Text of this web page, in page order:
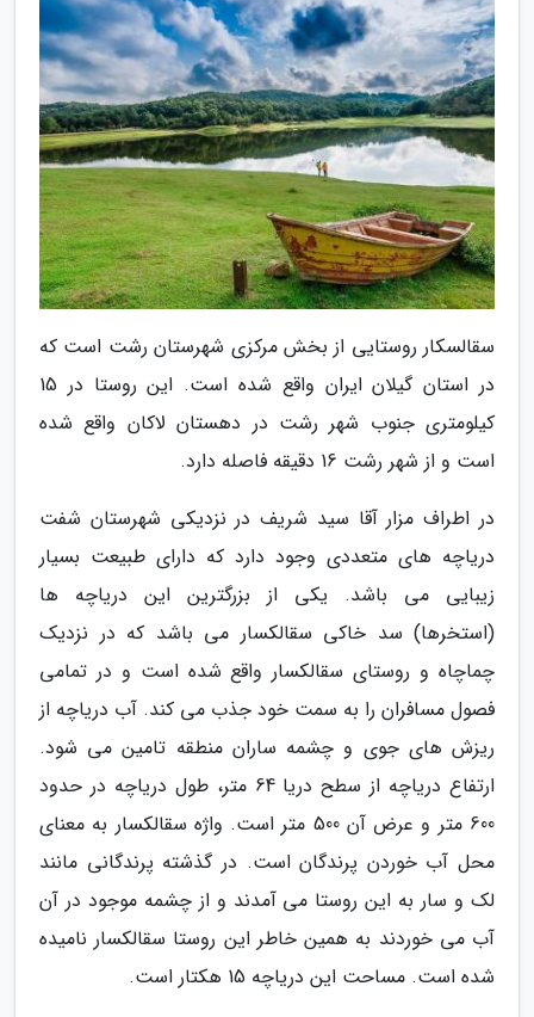
سقالسکار روستایی از بخش مرکزی شهرستان رشت است که
در استان گیلان ایران واقع شده است. این روستا در 15
کیلومتری جنوب شهر رشت در دهستان لاکان واقع شده
است و از شهر رشت 16 دقیقه فاصله دارد.
در اطراف مزار آقا سید شریف در نزدیکی شهرستان شفت
دریاچه های متعددی وجود دارد که دارای طبیعت بسیار
زیبایی می باشد. یکی از بزرگترین این دریاچه ها
(استخرها) سد خاکی سقالکسار می باشد که در نزدیک
چماچاه و روستای سقالکسار واقع شده است و در تمامی
فصول مسافران را به سمت خود جذب می کند. آب دریاچه از
ریزش های جوی و چشمه ساران منطقه تامین می شود.
ارتفاع دریاچه از سطح دریا 64 متر، طول دریاچه در حدود
600 متر و عرض آن 500 متر است. واژه سقالکسار به معنای
محل آب خوردن پرندگان است. در گذشته پرندگانی مانند
لک و سار به این روستا می آمدند و از چشمه موجود در آن
آب می خوردند به همین خاطر این روستا سقالکسار نامیده
شده است. مساحت این دریاچه 15 هکتار است.